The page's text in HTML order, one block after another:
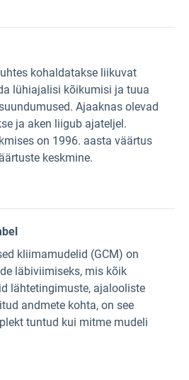
kohaldatakse liikuvat
lühiajalisi kõikumisi ja tuua
Ajaaknas olevad
ja aken liigub ajateljel.
on 1996. aasta väärtus
keskmine.
kliimamudelid (GCM) on
läbiviimiseks, mis kõik
lähtetingimuste, ajalooliste
andmete kohta, on see
tuntud kui mitme mudeli